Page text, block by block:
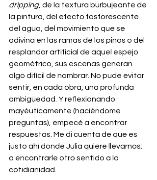
dripping, de la textura burbujeante de
la pintura, del efecto fosforescente
del agua, del movimiento que se
adivina en las ramas de los pinos o del
resplandor artificial de aquel espejo
geométrico, sus escenas generan
algo difícil de nombrar. No pude evitar
sentir, en cada obra, una profunda
ambigüedad. Y reflexionando
mayéuticamente (haciéndome
preguntas), empecé a encontrar
respuestas. Me di cuenta de que es
justo ahí donde Julia quiere llevarnos:
a encontrarle otro sentido a la
cotidianidad.